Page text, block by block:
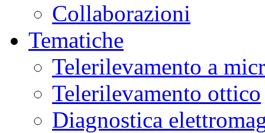
Collaborazioni
Tematiche
Telerilevamento a
Telerilevamento ottico
Diagnostica